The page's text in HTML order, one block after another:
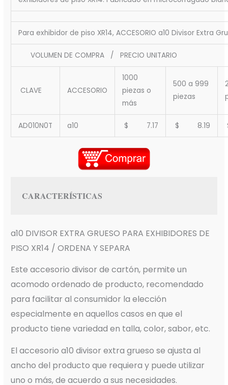
Para exhibidor de piso XR14, ACCESORIO a10 Divisor Extra
VOLUMEN DE COMPRA / PRECIO UNITARIO
CLAVE ACCESORIO
1000
piezas o
más
500 a 999
piezas
AD010N0T a10 $ 7.17 $ 8.19
CARACTERÍSTICAS
a10 DIVISOR EXTRA GRUESO PARA EXHIBIDORES DE
PISO XR14 / ORDENA Y SEPARA
Este accesorio divisor de cartón, permite un
acomodo ordenado de producto, recomendado
para facilitar al consumidor la elección
especialmente en aquellos casos en que el
producto tiene variedad en talla, color, sabor, etc.
El accesorio a10 divisor extra grueso se ajusta al
ancho del producto que requiera y puede utilizar
uno o más, de acuerdo a sus necesidades.